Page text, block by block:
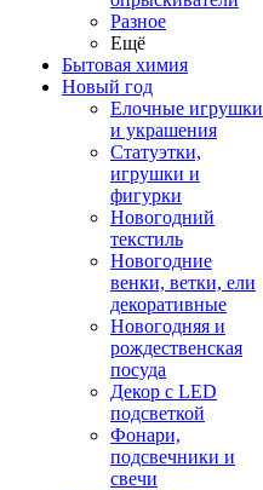
Разное
Ещё
Бытовая химия
Новый год
Елочные игрушки
и украшения
Статуэтки,
игрушки и
фигурки
Новогодний
текстиль
Новогодние
венки, ветки, ели
декоративные
Новогодняя и
рождественская
посуда
Декор с LED
подсветкой
Фонари,
подсвечники и
свечи